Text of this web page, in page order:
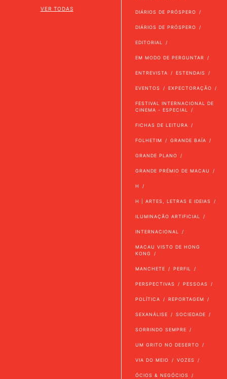
VER TODAS
DIÁRIOS DE PRÓSPERO
DIÁRIOS DE PRÓSPERO
EDITORIAL
EM MODO DE PERGUNTAR
ENTREVISTA ESTENDAIS
EVENTOS EXPECTORAÇÃO
FESTIVAL INTERNACIONAL DE
CINEMA - ESPECIAL
FICHAS DE LEITURA
FOLHETIM GRANDE BAÍA
GRANDE PLANO
GRANDE PRÉMIO DE MACAU
H
H | ARTES, LETRAS E IDEIAS
ILUMINAÇÃO ARTIFICIAL
INTERNACIONAL
MACAU VISTO DE HONG
KONG
MANCHETE PERFIL
PERSPECTIVAS PESSOAS
POLÍTICA REPORTAGEM
SEXANÁLISE SOCIEDADE
SORRINDO SEMPRE
UM GRITO NO DESERTO
VIA DO MEIO VOZES
ÓCIOS & NEGÓCIOS